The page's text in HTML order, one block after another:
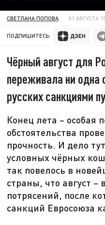
СВЕТЛАНА ПОПОВА 01 АВГУСТА
ПОДПИШИТЕСЬ:
Чёрный август для
переживала ни одна
русских санкциями
Конец лета – особая
обстоятельства
прочность. И дело
условных чёрных
так повелось в
страны, что август –
потрясений, после
санкций Евросоюза